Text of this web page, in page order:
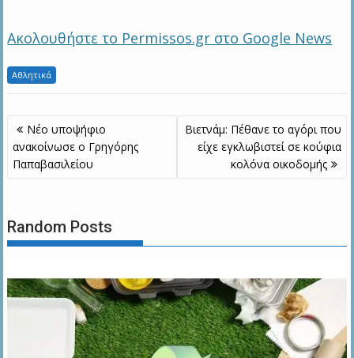
Ακολουθήστε το Permissos.gr στο Google News
Αθλητικά
Πλοήγηση
άρθρων
Νέο υποψήφιο
ανακοίνωσε ο Γρηγόρης
Παπαβασιλείου
Βιετνάμ: Πέθανε το αγόρι που
είχε εγκλωβιστεί σε κούφια
κολόνα οικοδομής
Random Posts